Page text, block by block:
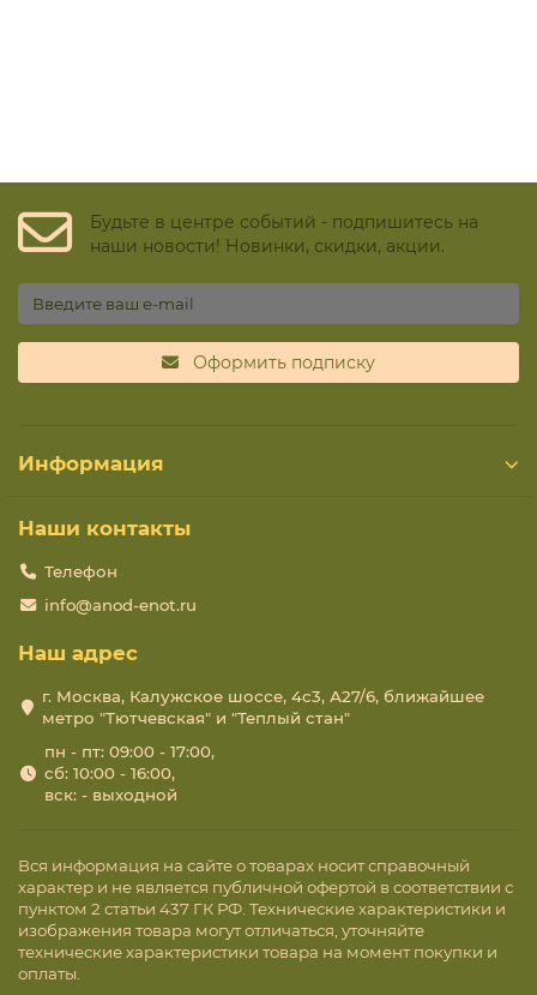
Будьте в центре событий - подпишитесь на
наши новости! Новинки, скидки, акции.
Оформить подписку
Информация
Наши контакты
Телефон
info@anod-enot.ru
Наш адрес
г. Москва, Калужское шоссе, 4с3, А27/6, ближайшее
метро "Тютчевская" и "Теплый стан"
пн - пт: 09:00 - 17:00,
сб: 10:00 - 16:00,
вск: - выходной
Вся информация на сайте о товарах носит справочный
характер и не является публичной офертой в соответствии с
пунктом 2 статьи 437 ГК РФ. Технические характеристики и
изображения товара могут отличаться, уточняйте
технические характеристики товара на момент покупки и
оплаты.